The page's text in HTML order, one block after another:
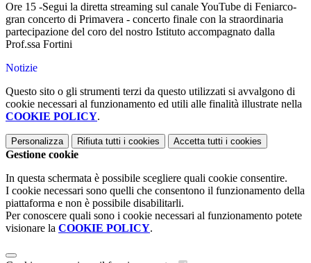
Ore 15 -Segui la diretta streaming sul canale YouTube di Feniarco-
gran concerto di Primavera - concerto finale con la straordinaria
partecipazione del coro del nostro Istituto accompagnato dalla
Prof.ssa Fortini
Notizie
Questo sito o gli strumenti terzi da questo utilizzati si avvalgono di
cookie necessari al funzionamento ed utili alle finalità illustrate nella
COOKIE POLICY.
Personalizza Rifiuta tutti i cookies Accetta tutti i cookies
Gestione cookie
In questa schermata è possibile scegliere quali cookie consentire.
I cookie necessari sono quelli che consentono il funzionamento della
piattaforma e non è possibile disabilitarli.
Per conoscere quali sono i cookie necessari al funzionamento potete
visionare la COOKIE POLICY.